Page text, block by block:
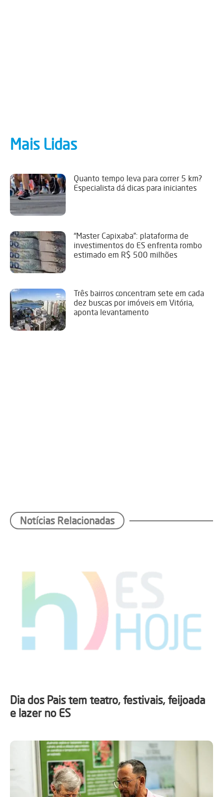
Mais Lidas
Quanto tempo leva para correr 5 km?
Especialista dá dicas para iniciantes
“Master Capixaba”: plataforma de
investimentos do ES enfrenta rombo
estimado em R$ 500 milhões
Três bairros concentram sete em cada
dez buscas por imóveis em Vitória,
aponta levantamento
Notícias Relacionadas
Dia dos Pais tem teatro, festivais, feijoada
e lazer no ES